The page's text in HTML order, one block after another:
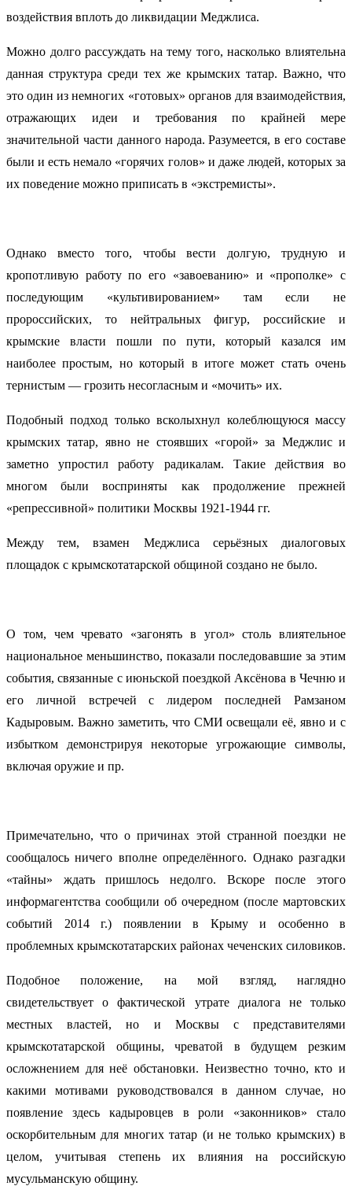
воздействия вплоть до ликвидации Меджлиса.
Можно долго рассуждать на тему того, насколько влиятельна
данная структура среди тех же крымских татар. Важно, что
это один из немногих «готовых» органов для взаимодействия,
отражающих идеи и требования по крайней мере
значительной части данного народа. Разумеется, в его составе
были и есть немало «горячих голов» и даже людей, которых за
их поведение можно приписать в «экстремисты».
Однако вместо того, чтобы вести долгую, трудную и
кропотливую работу по его «завоеванию» и «прополке» с
последующим «культивированием» там если не
пророссийских, то нейтральных фигур, российские и
крымские власти пошли по пути, который казался им
наиболее простым, но который в итоге может стать очень
тернистым — грозить несогласным и «мочить» их.
Подобный подход только всколыхнул колеблющуюся массу
крымских татар, явно не стоявших «горой» за Меджлис и
заметно упростил работу радикалам. Такие действия во
многом были восприняты как продолжение прежней
«репрессивной» политики Москвы 1921-1944 гг.
Между тем, взамен Меджлиса серьёзных диалоговых
площадок с крымскотатарской общиной создано не было.
О том, чем чревато «загонять в угол» столь влиятельное
национальное меньшинство, показали последовавшие за этим
события, связанные с июньской поездкой Аксёнова в Чечню и
его личной встречей с лидером последней Рамзаном
Кадыровым. Важно заметить, что СМИ освещали её, явно и с
избытком демонстрируя некоторые угрожающие символы,
включая оружие и пр.
Примечательно, что о причинах этой странной поездки не
сообщалось ничего вполне определённого. Однако разгадки
«тайны» ждать пришлось недолго. Вскоре после этого
информагентства сообщили об очередном (после мартовских
событий 2014 г.) появлении в Крыму и особенно в
проблемных крымскотатарских районах чеченских силовиков.
Подобное положение, на мой взгляд, наглядно
свидетельствует о фактической утрате диалога не только
местных властей, но и Москвы с представителями
крымскотатарской общины, чреватой в будущем резким
осложнением для неё обстановки. Неизвестно точно, кто и
какими мотивами руководствовался в данном случае, но
появление здесь кадыровцев в роли «законников» стало
оскорбительным для многих татар (и не только крымских) в
целом, учитывая степень их влияния на российскую
мусульманскую общину.